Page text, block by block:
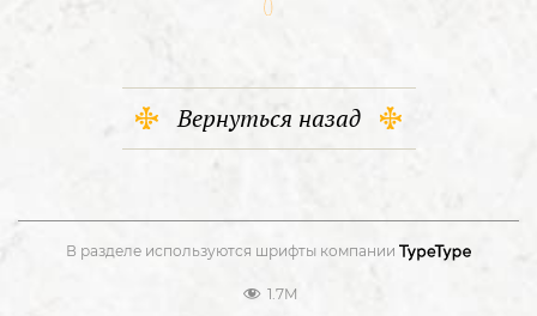
Вернуться назад
В разделе используются шрифты компании
1.7M